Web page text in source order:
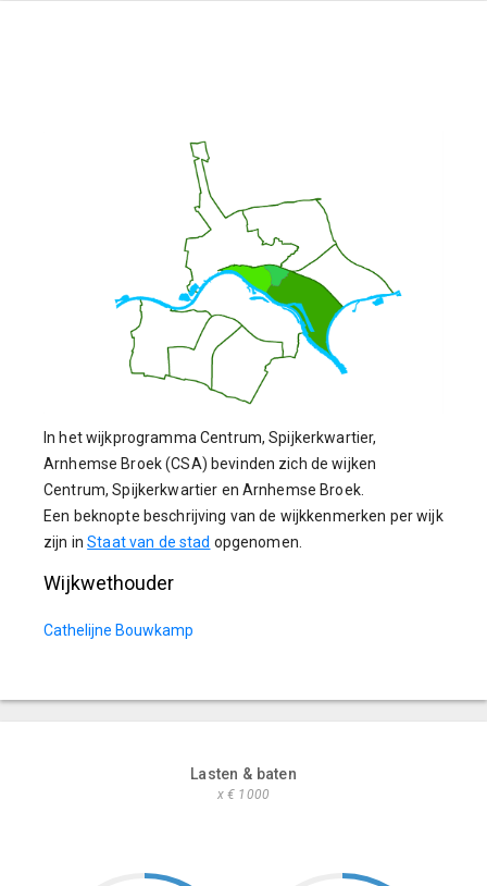
In het wijkprogramma Centrum, Spijkerkwartier,
Arnhemse Broek (CSA) bevinden zich de wijken
Centrum, Spijkerkwartier en Arnhemse Broek.
Een beknopte beschrijving van de wijkkenmerken per wijk
zijn inStaat van de stad opgenomen.
Wijkwethouder
Cathelijne Bouwkamp
Lasten & baten
x € 1000